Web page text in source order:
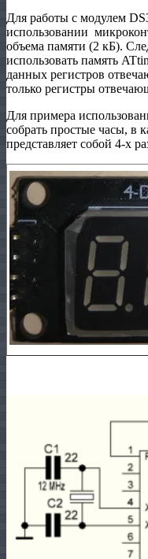
Для работы с модулем
использовании
объема памяти (2 кБ).
использовать память
данных регистров
только регистры
Для примера
собрать простые часы, в
представляет собой 4-х